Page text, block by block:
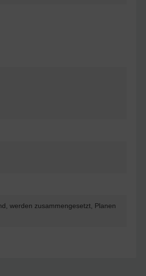
werden zusammengesetzt, Planen